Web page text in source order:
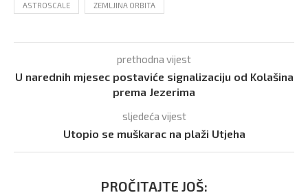
ASTROSCALE ZEMLJINA ORBITA
prethodna vijest
U narednih mjesec postaviće signalizaciju od Kolašina
prema Jezerima
sljedeća vijest
Utopio se muškarac na plaži Utjeha
PROČITAJTE JOŠ: